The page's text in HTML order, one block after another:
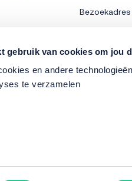
gebruik van cookies om jou
en andere
te verzamelen
Bezoekadres
Contact
nxtshop
Privacyverklaring